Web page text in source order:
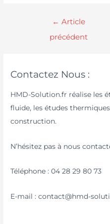
← Article
précédent
Contactez Nous :
HMD-Solution.fr réalise les
fluide, les études
construction.
N’hésitez pas à nous
Téléphone : 04 28 29 80 73
E-mail : contact@hmd-